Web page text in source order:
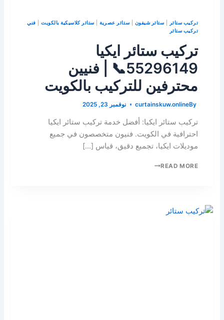
تركيب ستائر ستائر شيفون ستائر عصرية| ستائر كلاسيكية بالكويت| فني
تركيب ستائر
تركيب ستائر ايكيا
55296149📞 | فنيين
محترفين للتركيب بالكويت
By
curtainskuw.online نوفمبر 23, 2025
تركيب ستائر ايكيا: أفضل خدمة تركيب ستائر ايكيا
احترافية في الكويت. فنيون متخصصون في جميع
موديلات ايكيا، تجميع دقيق، قياس […]
READ MORE